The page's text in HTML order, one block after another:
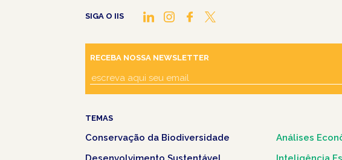
SIGA O IIS
RECEBA NOSSA NEWSLETTER
TEMAS
Conservação da Biodiversidade
Análises